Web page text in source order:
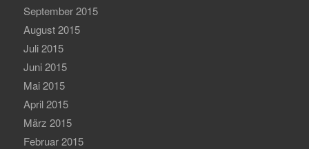
September 2015
August 2015
Juli 2015
Juni 2015
Mai 2015
April 2015
März 2015
Februar 2015